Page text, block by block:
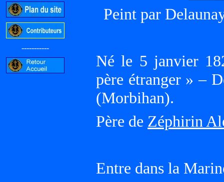
-----------
Peint par
Né le 5 janvier
père étranger » –
(Morbihan).
Père de Zéphirin
Entre dans la